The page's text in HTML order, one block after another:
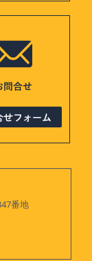
番地